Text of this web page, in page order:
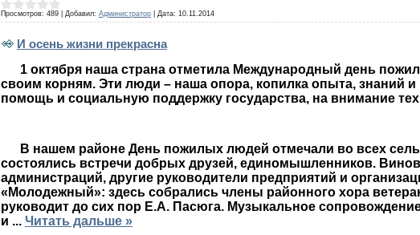
Просмотров: 489 Добавил: Администратор Дата: 10.11.2014
И осень жизни прекрасна
1 октября наша страна отметила Международный день
своим корням. Эти люди – наша опора, копилка опыта, знаний
помощь и социальную поддержку государства, на внимание
В нашем районе День пожилых людей отмечали во всех
состоялись встречи добрых друзей, единомышленников.
администраций, другие руководители предприятий и
«Молодежный»: здесь собрались члены районного хора
руководит до сих пор Е.А. Пасюга. Музыкальное
и ... Читать дальше »